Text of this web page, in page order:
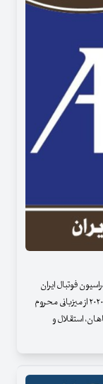
خورشیدی به فدراسیون فوتبال ایران
اعلام کرد که تیم‌های ایرانی حاضر در لیگ قهرمانان آسیا ۲۰۲۰ از میزبانی محروم
استقلال و